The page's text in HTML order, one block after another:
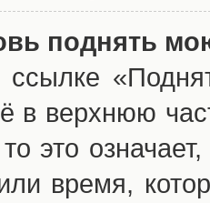
поднять
в верхнюю
это
время,